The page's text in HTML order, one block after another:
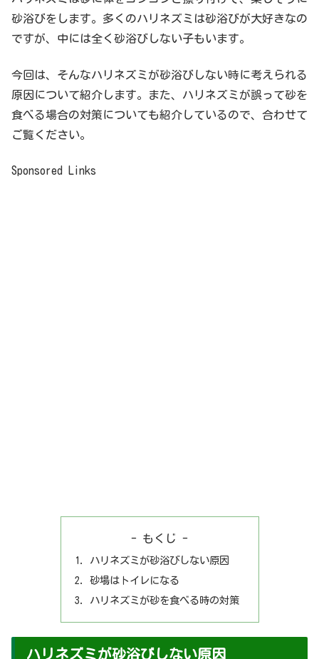
砂浴びをします。多くのハリネズミは砂浴びが大好きなの
ですが、中には全く砂浴びしない子もいます。
今回は、そんなハリネズミが砂浴びしない時に考えられる
原因について紹介します。また、ハリネズミが誤って砂を
食べる場合の対策についても紹介しているので、合わせて
ご覧ください。
Sponsored Links
- もくじ -
ハリネズミが砂浴びしない原因
砂場はトイレになる
ハリネズミが砂を食べる時の対策
ハリネズミが砂浴びしない原因